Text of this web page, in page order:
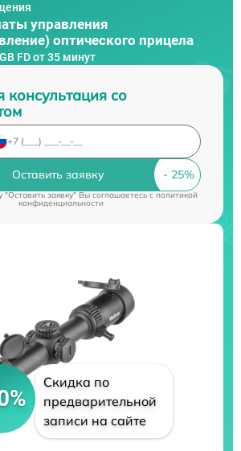
управления
оптического прицела
FD от 35 минут
консультация со
Оставить заявку
"Оставить заявку" Вы соглашаетесь cполитикой
конфиденциальности
Скидка по
предварительной
записи на сайте